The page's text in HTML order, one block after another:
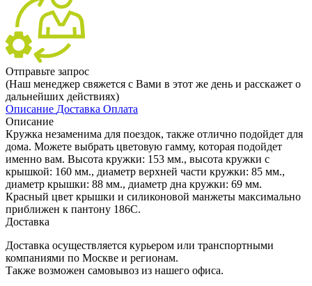
Отправьте запрос
(Наш менеджер свяжется с Вами в этот же день и расскажет о
дальнейших действиях)
Описание Доставка Оплата
Описание
Кружка незаменима для поездок, также отлично подойдет для
дома. Можете выбрать цветовую гамму, которая подойдет
именно вам. Высота кружки: 153 мм., высота кружки с
крышкой: 160 мм., диаметр верхней части кружки: 85 мм.,
диаметр крышки: 88 мм., диаметр дна кружки: 69 мм.
Красный цвет крышки и силиконовой манжеты максимально
приближен к пантону 186С.
Доставка
Доставка осуществляется курьером или транспортными
компаниями по Москве и регионам.
Также возможен самовывоз из нашего офиса.